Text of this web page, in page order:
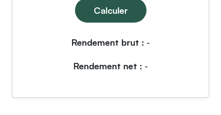
Calculer
Rendement brut : -
Rendement net : -